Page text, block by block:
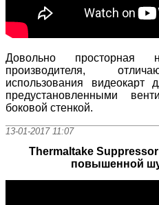
Довольно просторная
производителя,
использования
предустановленными
боковой стенкой.
13-01-2017 11:07
Thermaltake
повышенной